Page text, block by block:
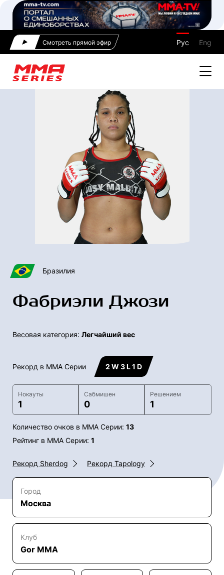
Смотреть прямой эфир Рус Eng
Бразилия
Фабриэли Джози
Весовая категория: Легчайший вес
Рекорд в ММА Серии 2 W 3 L 1 D
Нокауты
1
Сабмишен
0
Решением
1
Количество очков в ММА Серии: 13
Рейтинг в ММА Серии: 1
Рекорд Sherdog Рекорд Tapology
Город
Москва
Клуб
Gor MMA